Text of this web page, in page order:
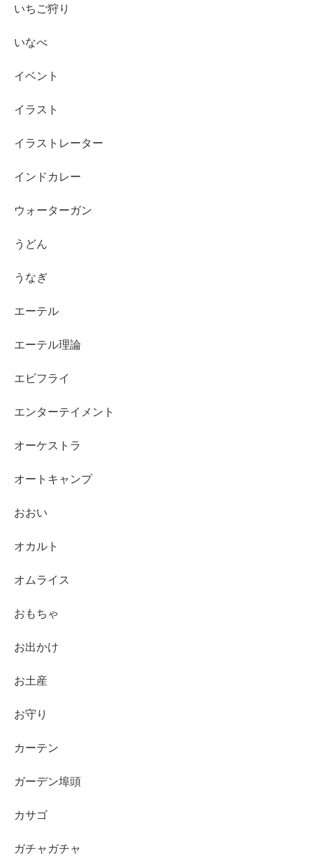
いちご狩り
いなべ
イベント
イラスト
イラストレーター
インドカレー
ウォーターガン
うどん
うなぎ
エーテル
エーテル理論
エビフライ
エンターテイメント
オーケストラ
オートキャンプ
おおい
オカルト
オムライス
おもちゃ
お出かけ
お土産
お守り
カーテン
ガーデン埠頭
カサゴ
ガチャガチャ